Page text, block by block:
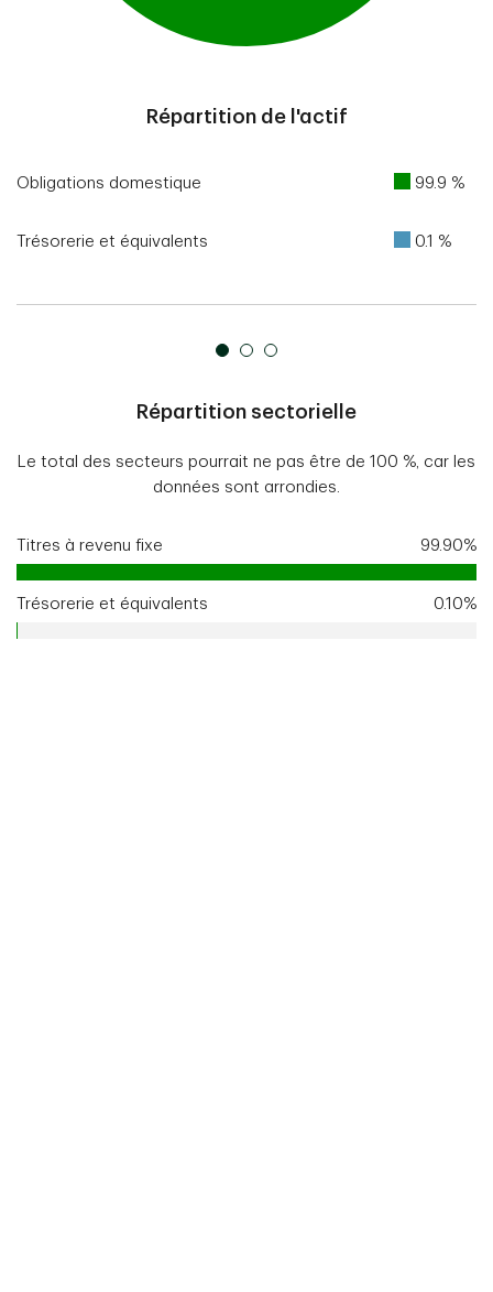
Répartition de l'actif
Obligations domestique 99.9 %
Trésorerie et équivalents 0.1 %
Répartition sectorielle
Le total des secteurs pourrait ne pas être de 100 %, car les
données sont arrondies.
Titres à revenu fixe 99.90%
Trésorerie et équivalents 0.10%